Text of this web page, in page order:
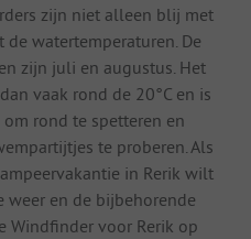
zijn niet alleen blij met
watertemperaturen. De
zijn juli en augustus. Het
vaak rond de 20°C en is
rond te spetteren en
te proberen. Als
in Rerik wilt
en de bijbehorende
voor Rerik op